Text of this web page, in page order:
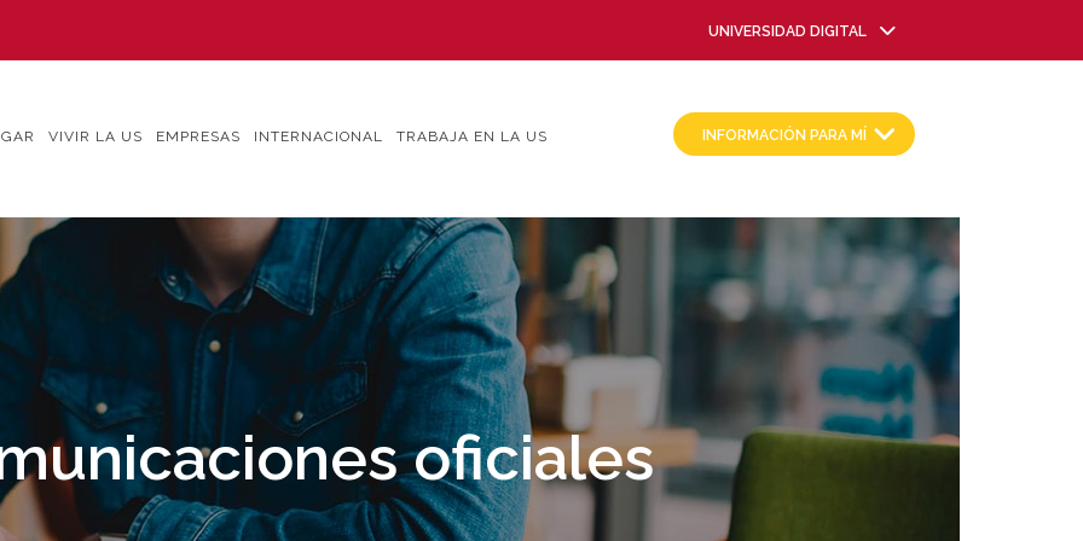
UNIVERSIDAD DIGITAL
VIVIR LA US EMPRESAS INTERNACIONAL TRABAJA EN LA US INFORMACIÓN PARA MÍ
oficiales